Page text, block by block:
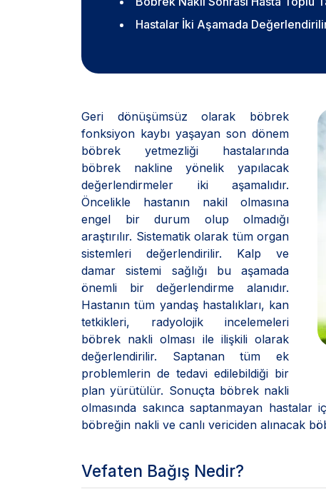
Hastalar İki Aşamada
Geri dönüşümsüz olarak böbrek
fonksiyon kaybı yaşayan son dönem
böbrek yetmezliği hastalarında
böbrek nakline yönelik yapılacak
değerlendirmeler iki aşamalıdır.
Öncelikle hastanın nakil olmasına
engel bir durum olup olmadığı
araştırılır. Sistematik olarak tüm organ
sistemleri değerlendirilir. Kalp ve
damar sistemi sağlığı bu aşamada
önemli bir değerlendirme alanıdır.
Hastanın tüm yandaş hastalıkları, kan
tetkikleri, radyolojik incelemeleri
böbrek nakli olması ile ilişkili olarak
değerlendirilir. Saptanan tüm ek
problemlerin de tedavi edilebildiği bir
plan yürütülür. Sonuçta böbrek nakli
olmasında sakınca saptanmayan hastalar
böbreğin nakli ve canlı vericiden alınacak
Vefaten Bağış Nedir?